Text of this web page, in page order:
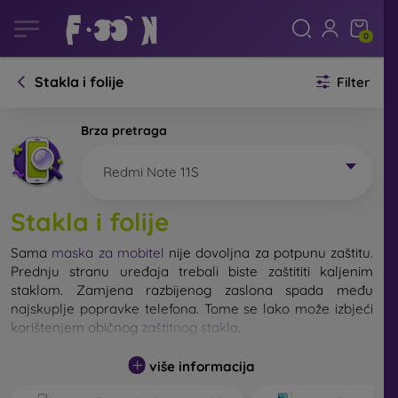
0
Stakla i folije Filter
Brza pretraga
Redmi Note 11S
Stakla i folije
Sama maska za mobitel nije dovoljna za potpunu zaštitu.
Prednju stranu uređaja trebali biste zaštititi kaljenim
staklom. Zamjena razbijenog zaslona spada među
najskuplje popravke telefona. Tome se lako može izbjeći
korištenjem običnog zaštitnog stakla
Nerazbijivo staklo za mobitel ne postoji, ali u većini
više informacija